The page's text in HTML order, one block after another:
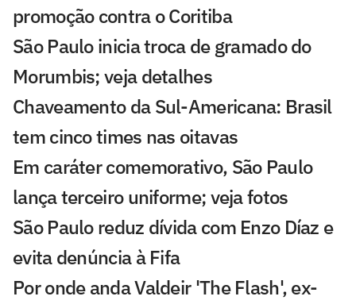
promoção contra o Coritiba
São Paulo inicia troca de gramado do
Morumbis; veja detalhes
Chaveamento da Sul-Americana: Brasil
tem cinco times nas oitavas
Em caráter comemorativo, São Paulo
lança terceiro uniforme; veja fotos
São Paulo reduz dívida com Enzo Díaz e
evita denúncia à Fifa
Por onde anda Valdeir 'The Flash', ex-